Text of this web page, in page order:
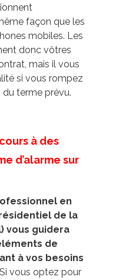
façon que les
mobiles. Les
donc vôtres
mais il vous
si vous rompez
terme prévu.
à des
d’alarme sur
en
de la
vous guidera
de
à vos besoins
Si vous optez pour